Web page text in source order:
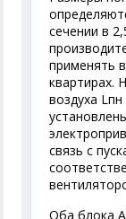
сечении в
применять
квартирах.
воздуха Lпн
связь с
Оба блока